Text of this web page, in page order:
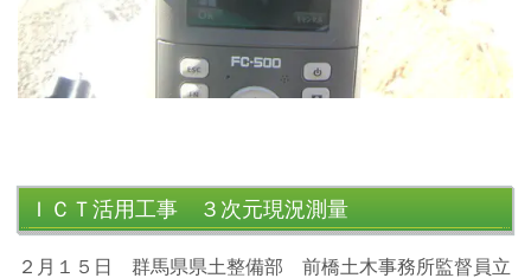
ＩＣＴ活用工事 ３次元現況測量
２月１５日 群馬県県土整備部 前橋土木事務所監督員立